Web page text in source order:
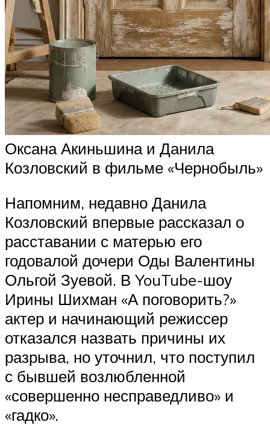
Оксана Акиньшина и Данила
Козловский в фильме «Чернобыль»
Напомним, недавно Данила
Козловский впервые рассказал о
расставании с матерью его
годовалой дочери Оды Валентины
Ольгой Зуевой. В YouTube-шоу
Ирины Шихман «А поговорить?»
актер и начинающий режиссер
отказался назвать причины их
разрыва, но уточнил, что поступил
с бывшей возлюбленной
«совершенно несправедливо» и
«гадко».